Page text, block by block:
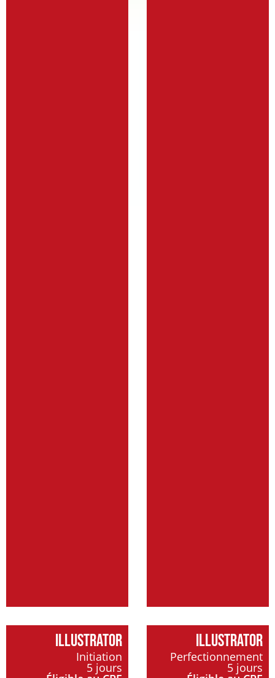
ILLUSTRATOR
Initiation
5 jours
ILLUSTRATOR
Perfectionnement
5 jours